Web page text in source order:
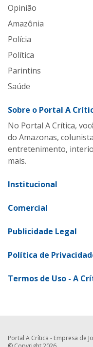
Opinião
Amazônia
Polícia
Política
Parintins
Saúde
Sobre o Portal A
No Portal A Crítica,
do Amazonas,
entretenimento,
mais.
Institucional
Comercial
Publicidade Legal
Política de
Termos de Uso - A
Portal A Crítica - Empresa de